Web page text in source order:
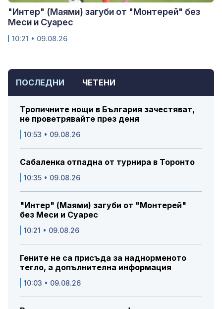
ПОСЛЕДНИ ЧЕТЕНИ
Тропичните нощи в България зачестяват,
не проветрявайте през деня
10:53 • 09.08.26
Сабаленка отпадна от турнира в Торонто
10:35 • 09.08.26
"Интер" (Маями) загуби от "Монтерей"
без Меси и Суарес
10:21 • 09.08.26
Гените не са присъда за наднорменото
тегло, а допълнителна информация
10:03 • 09.08.26
"Интер" (Маями) загуби от "Монтерей" без
Меси и Суарес
10:21 • 09.08.26